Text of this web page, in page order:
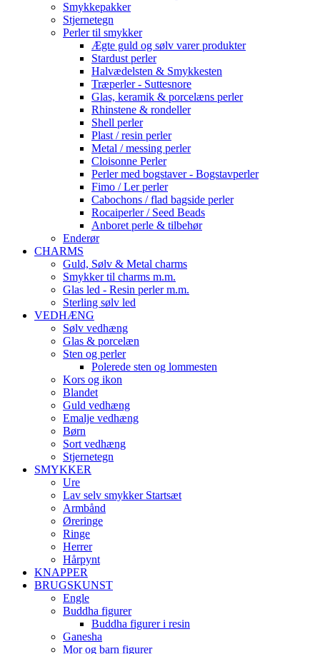
Smykkepakker
Stjernetegn
Perler til smykker
Ægte guld og sølv varer produkter
Stardust perler
Halvædelsten & Smykkesten
Træperler - Suttesnore
Glas, keramik & porcelæns perler
Rhinstene & rondeller
Shell perler
Plast / resin perler
Metal / messing perler
Cloisonne Perler
Perler med bogstaver - Bogstavperler
Fimo / Ler perler
Cabochons / flad bagside perler
Rocaiperler / Seed Beads
Anboret perle & tilbehør
Enderør
CHARMS
Guld, Sølv & Metal charms
Smykker til charms m.m.
Glas led - Resin perler m.m.
Sterling sølv led
VEDHÆNG
Sølv vedhæng
Glas & porcelæn
Sten og perler
Polerede sten og lommesten
Kors og ikon
Blandet
Guld vedhæng
Emalje vedhæng
Børn
Sort vedhæng
Stjernetegn
SMYKKER
Ure
Lav selv smykker Startsæt
Armbånd
Øreringe
Ringe
Herrer
Hårpynt
KNAPPER
BRUGSKUNST
Engle
Buddha figurer
Buddha figurer i resin
Ganesha
Mor og barn figurer